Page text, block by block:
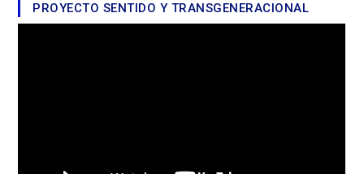
PROYECTO SENTIDO Y TRANSGENERACIONAL